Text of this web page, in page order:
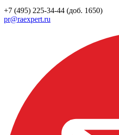
+7 (495) 225-34-44 (доб. 1650)
pr@raexpert.ru